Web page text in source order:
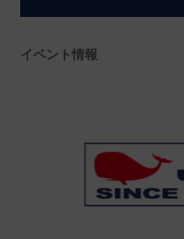
イベント情報